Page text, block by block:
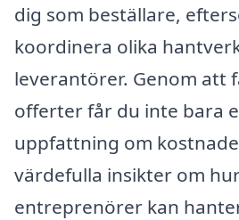
dig som beställare,
koordinera olika
leverantörer. Genom att
offerter får du inte bara
uppfattning om
värdefulla insikter om
entreprenörer kan